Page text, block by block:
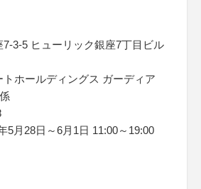
3-5 ヒューリック銀座7丁目ビル
ホールディングス ガーディア
5月28日～6月1日 11:00～19:00